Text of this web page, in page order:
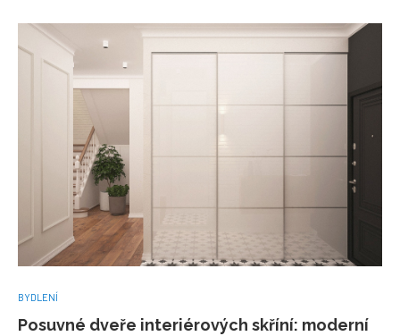
BYDLENÍ
Posuvné dveře interiérových skříní: moderní